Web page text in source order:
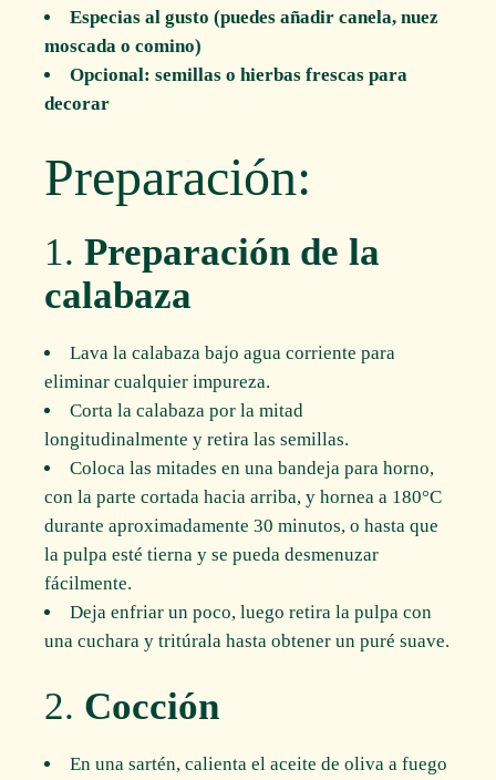
Especias al gusto (puedes añadir canela, nuez
moscada o comino)
Opcional: semillas o hierbas frescas para
decorar
Preparación:
1.Preparación de la
calabaza
Lava la calabaza bajo agua corriente para
eliminar cualquier impureza.
Corta la calabaza por la mitad
longitudinalmente y retira las semillas.
Coloca las mitades en una bandeja para horno,
con la parte cortada hacia arriba, y hornea a 180°C
durante aproximadamente 30 minutos, o hasta que
la pulpa esté tierna y se pueda desmenuzar
fácilmente.
Deja enfriar un poco, luego retira la pulpa con
una cuchara y tritúrala hasta obtener un puré suave.
2. Cocción
En una sartén, calienta el aceite de oliva a fuego